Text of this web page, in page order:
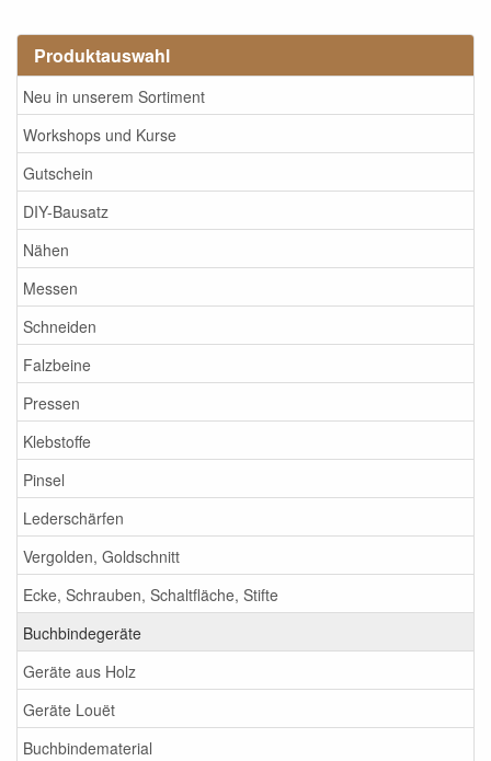
Produktauswahl
Neu in unserem Sortiment
Workshops und Kurse
Gutschein
DIY-Bausatz
Nähen
Messen
Schneiden
Falzbeine
Pressen
Klebstoffe
Pinsel
Lederschärfen
Vergolden, Goldschnitt
Ecke, Schrauben, Schaltfläche, Stifte
Buchbindegeräte
Geräte aus Holz
Geräte Louët
Buchbindematerial